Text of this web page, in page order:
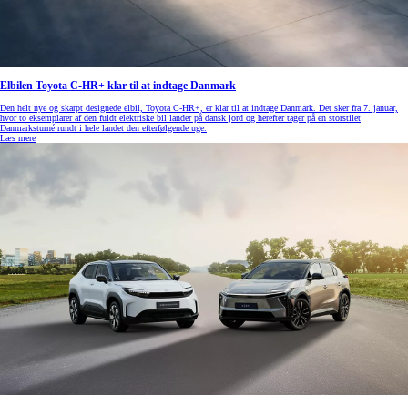
Elbilen Toyota C-HR+ klar til at indtage Danmark
Den helt nye og skarpt designede elbil, Toyota C-HR+, er klar til at indtage Danmark. Det sker fra 7. januar,
hvor to eksemplarer af den fuldt elektriske bil lander på dansk jord og herefter tager på en storstilet
Danmarksturné rundt i hele landet den efterfølgende uge.
Læs mere